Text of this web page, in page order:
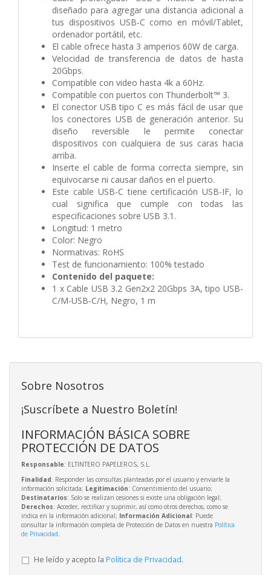
diseñado para agregar una distancia adicional a
tus dispositivos USB-C como en móvil/Tablet,
ordenador portátil, etc.
El cable ofrece hasta 3 amperios 60W de carga.
Velocidad de transferencia de datos de hasta
20Gbps.
Compatible con video hasta 4k a 60Hz.
Compatible con puertos con Thunderbolt™ 3.
El conector USB tipo C es más fácil de usar que
los conectores USB de generación anterior. Su
diseño reversible le permite conectar
dispositivos con cualquiera de sus caras hacia
arriba.
Inserte el cable de forma correcta siempre, sin
equivocarse ni causar daños en el puerto.
Este cable USB-C tiene certificación USB-IF, lo
cual significa que cumple con todas las
especificaciones sobre USB 3.1.
Longitud: 1 metro
Color: Negro
Normativas: RoHS
Test de funcionamiento: 100% testado
Contenido del paquete:
1 x Cable USB 3.2 Gen2x2 20Gbps 3A, tipo USB-
C/M-USB-C/H, Negro, 1 m
Sobre Nosotros
¡Suscríbete a Nuestro Boletín!
INFORMACIÓN BÁSICA SOBRE
PROTECCIÓN DE DATOS
Responsable: ELTINTERO PAPELEROS, S.L.
Finalidad: Responder las consultas planteadas por el usuario y enviarle la
información solicitada; Legitimación: Consentimiento del usuario;
Destinatarios: Solo se realizan cesiones si existe una obligación legal;
Derechos: Acceder, rectificar y suprimir, así como otros derechos, como se
indica en la información adicional; Información Adicional: Puede
consultar la información completa de Protección de Datos en nuestra Política
de Privacidad
He leído y acepto la Política de Privacidad.